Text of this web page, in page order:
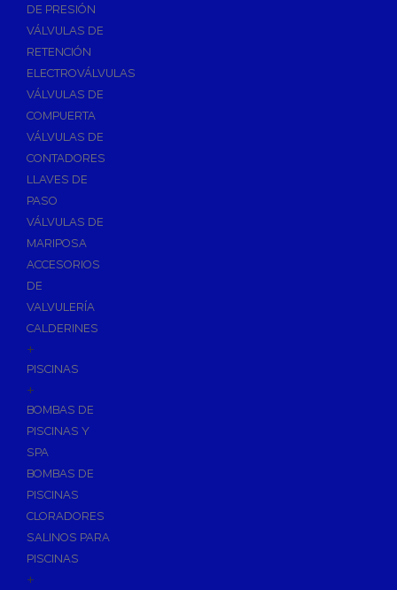
DE PRESIÓN
VÁLVULAS DE
RETENCIÓN
ELECTROVÁLVULAS
VÁLVULAS DE
COMPUERTA
VÁLVULAS DE
CONTADORES
LLAVES DE
PASO
VÁLVULAS DE
MARIPOSA
ACCESORIOS
DE
VALVULERÍA
CALDERINES
+
PISCINAS
+
BOMBAS DE
PISCINAS Y
SPA
BOMBAS DE
PISCINAS
CLORADORES
SALINOS PARA
PISCINAS
+